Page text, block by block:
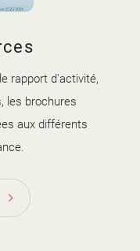
rapport d'activité,
les brochures
aux différents